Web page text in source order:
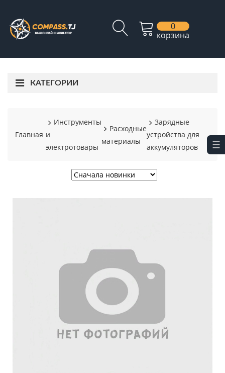
0
корзина
КАТЕГОРИИ
Главная
Инструменты
и
электротовары
Расходные
материалы
Зарядные
устройства для
аккумуляторов